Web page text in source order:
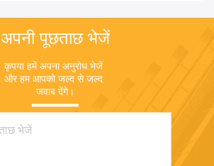
अपनी पूछताछ भेजें
कृपया हमें अपना अनुरोध भेजें
और हम आपको जल्द से जल्द
जवाब देंगे।